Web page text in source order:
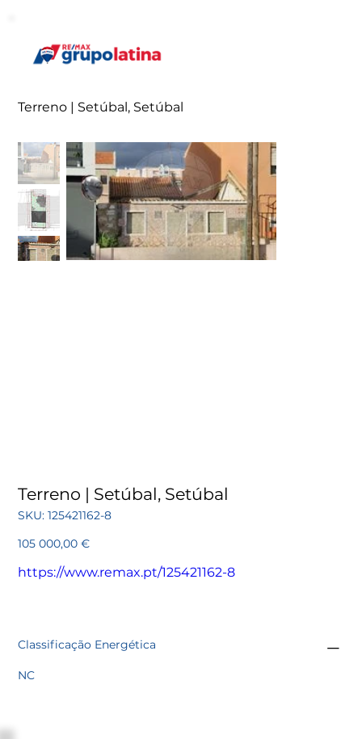
Terreno | Setúbal, Setúbal
Terreno | Setúbal, Setúbal
SKU: SKU
125421162-
125421162-8
Preço
105 000,00 €
https://www.remax.pt/125421162-8
Classificação Energética
NC